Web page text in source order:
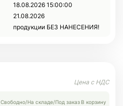
18.08.2026 15:00:00
21.08.2026
продукции БЕЗ НАНЕСЕНИЯ!
Свободно/На складе/Под заказ В корзину